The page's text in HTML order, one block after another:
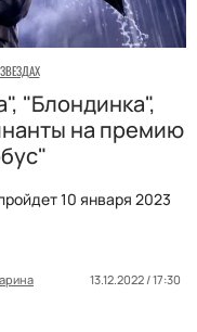
"Блондинка",
на премию
10 января 2023
13.12.2022 / 17:30